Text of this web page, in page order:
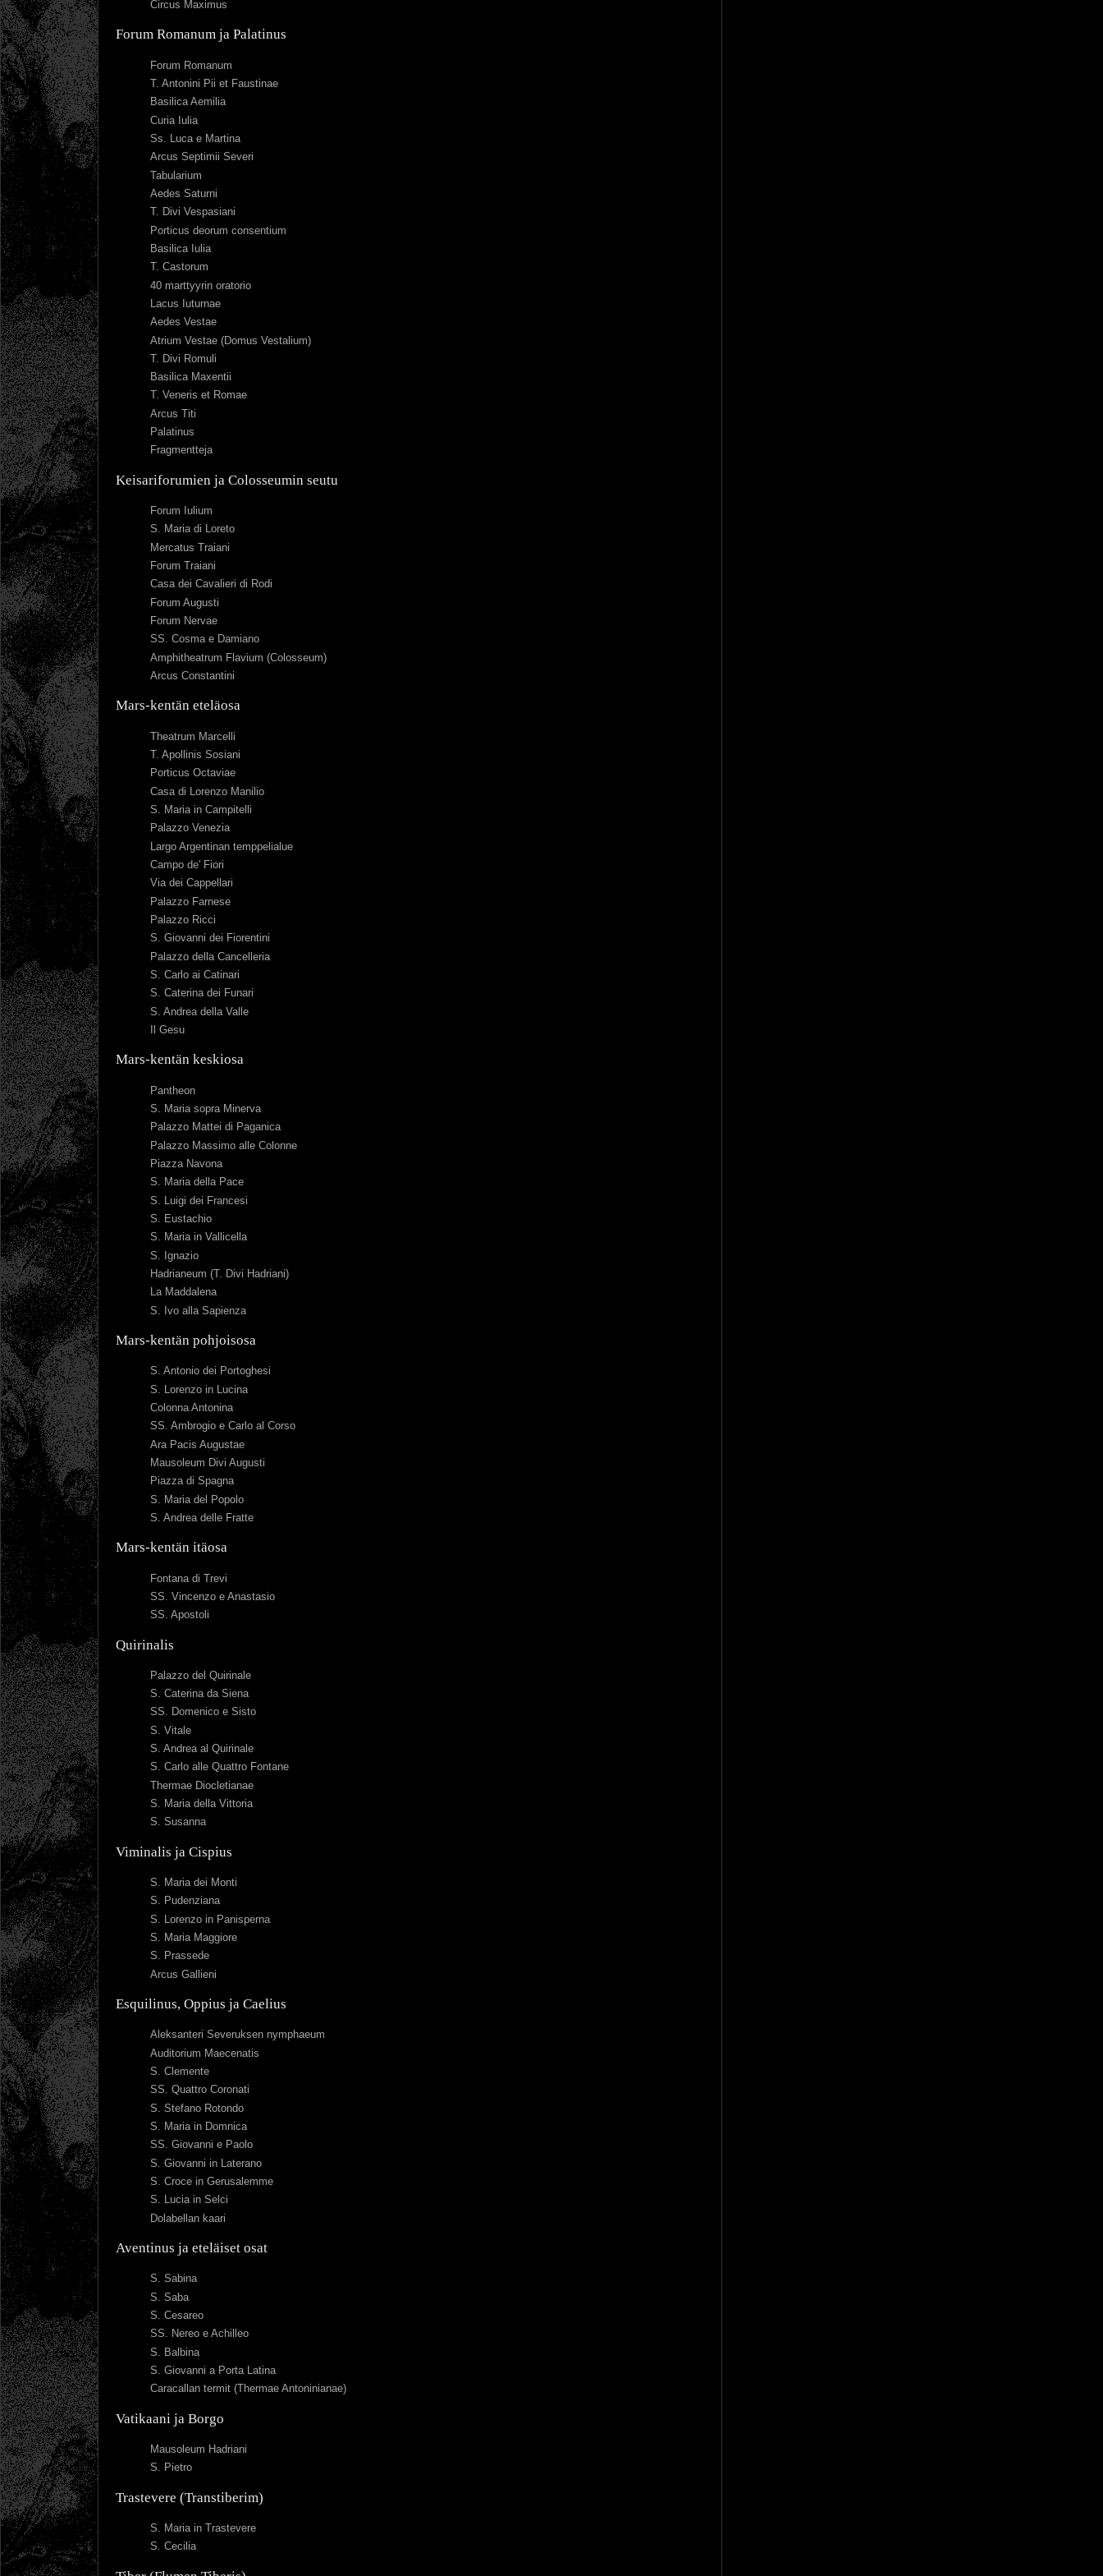
Circus Maximus
Forum Romanum ja Palatinus
Forum Romanum
T. Antonini Pii et Faustinae
Basilica Aemilia
Curia Iulia
Ss. Luca e Martina
Arcus Septimii Severi
Tabularium
Aedes Saturni
T. Divi Vespasiani
Porticus deorum consentium
Basilica Iulia
T. Castorum
40 marttyyrin oratorio
Lacus Iuturnae
Aedes Vestae
Atrium Vestae (Domus Vestalium)
T. Divi Romuli
Basilica Maxentii
T. Veneris et Romae
Arcus Titi
Palatinus
Fragmentteja
Keisariforumien ja Colosseumin seutu
Forum Iulium
S. Maria di Loreto
Mercatus Traiani
Forum Traiani
Casa dei Cavalieri di Rodi
Forum Augusti
Forum Nervae
SS. Cosma e Damiano
Amphitheatrum Flavium (Colosseum)
Arcus Constantini
Mars-kentän eteläosa
Theatrum Marcelli
T. Apollinis Sosiani
Porticus Octaviae
Casa di Lorenzo Manilio
S. Maria in Campitelli
Palazzo Venezia
Largo Argentinan temppelialue
Campo de' Fiori
Via dei Cappellari
Palazzo Farnese
Palazzo Ricci
S. Giovanni dei Fiorentini
Palazzo della Cancelleria
S. Carlo ai Catinari
S. Caterina dei Funari
S. Andrea della Valle
Il Gesu
Mars-kentän keskiosa
Pantheon
S. Maria sopra Minerva
Palazzo Mattei di Paganica
Palazzo Massimo alle Colonne
Piazza Navona
S. Maria della Pace
S. Luigi dei Francesi
S. Eustachio
S. Maria in Vallicella
S. Ignazio
Hadrianeum (T. Divi Hadriani)
La Maddalena
S. Ivo alla Sapienza
Mars-kentän pohjoisosa
S. Antonio dei Portoghesi
S. Lorenzo in Lucina
Colonna Antonina
SS. Ambrogio e Carlo al Corso
Ara Pacis Augustae
Mausoleum Divi Augusti
Piazza di Spagna
S. Maria del Popolo
S. Andrea delle Fratte
Mars-kentän itäosa
Fontana di Trevi
SS. Vincenzo e Anastasio
SS. Apostoli
Quirinalis
Palazzo del Quirinale
S. Caterina da Siena
SS. Domenico e Sisto
S. Vitale
S. Andrea al Quirinale
S. Carlo alle Quattro Fontane
Thermae Diocletianae
S. Maria della Vittoria
S. Susanna
Viminalis ja Cispius
S. Maria dei Monti
S. Pudenziana
S. Lorenzo in Panisperna
S. Maria Maggiore
S. Prassede
Arcus Gallieni
Esquilinus, Oppius ja Caelius
Aleksanteri Severuksen nymphaeum
Auditorium Maecenatis
S. Clemente
SS. Quattro Coronati
S. Stefano Rotondo
S. Maria in Domnica
SS. Giovanni e Paolo
S. Giovanni in Laterano
S. Croce in Gerusalemme
S. Lucia in Selci
Dolabellan kaari
Aventinus ja eteläiset osat
S. Sabina
S. Saba
S. Cesareo
SS. Nereo e Achilleo
S. Balbina
S. Giovanni a Porta Latina
Caracallan termit (Thermae Antoninianae)
Vatikaani ja Borgo
Mausoleum Hadriani
S. Pietro
Trastevere (Transtiberim)
S. Maria in Trastevere
S. Cecilia